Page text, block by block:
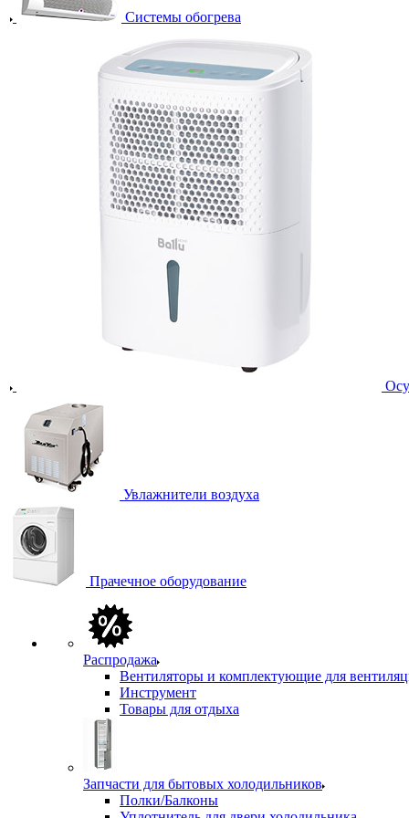
Системы обогрева
Увлажнители воздуха
Прачечное оборудование
Распродажа
Вентиляторы и комплектующие для
Инструмент
Товары для отдыха
Запчасти для бытовых холодильников
Полки/Балконы